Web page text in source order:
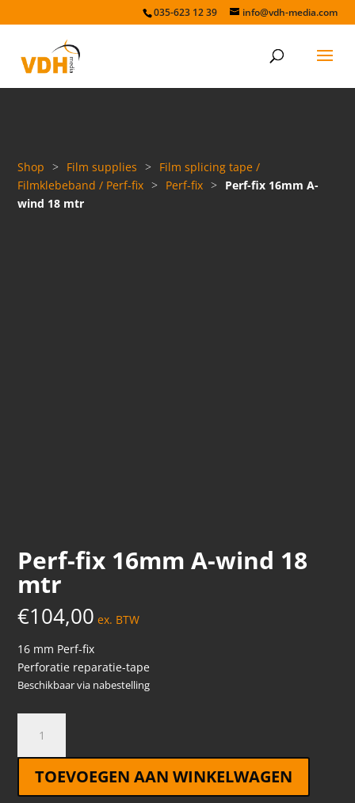
035-623 12 39 info@vdh-media.com
Shop > Film supplies > Film splicing tape /
Filmklebeband / Perf-fix > Perf-fix > Perf-fix 16mm A-
wind 18 mtr
Perf-fix 16mm A-wind 18
mtr
€104,00 ex. BTW
16 mm Perf-fix
Perforatie reparatie-tape
Beschikbaar via nabestelling
16mm
wind
TOEVOEGEN AAN WINKELWAGEN